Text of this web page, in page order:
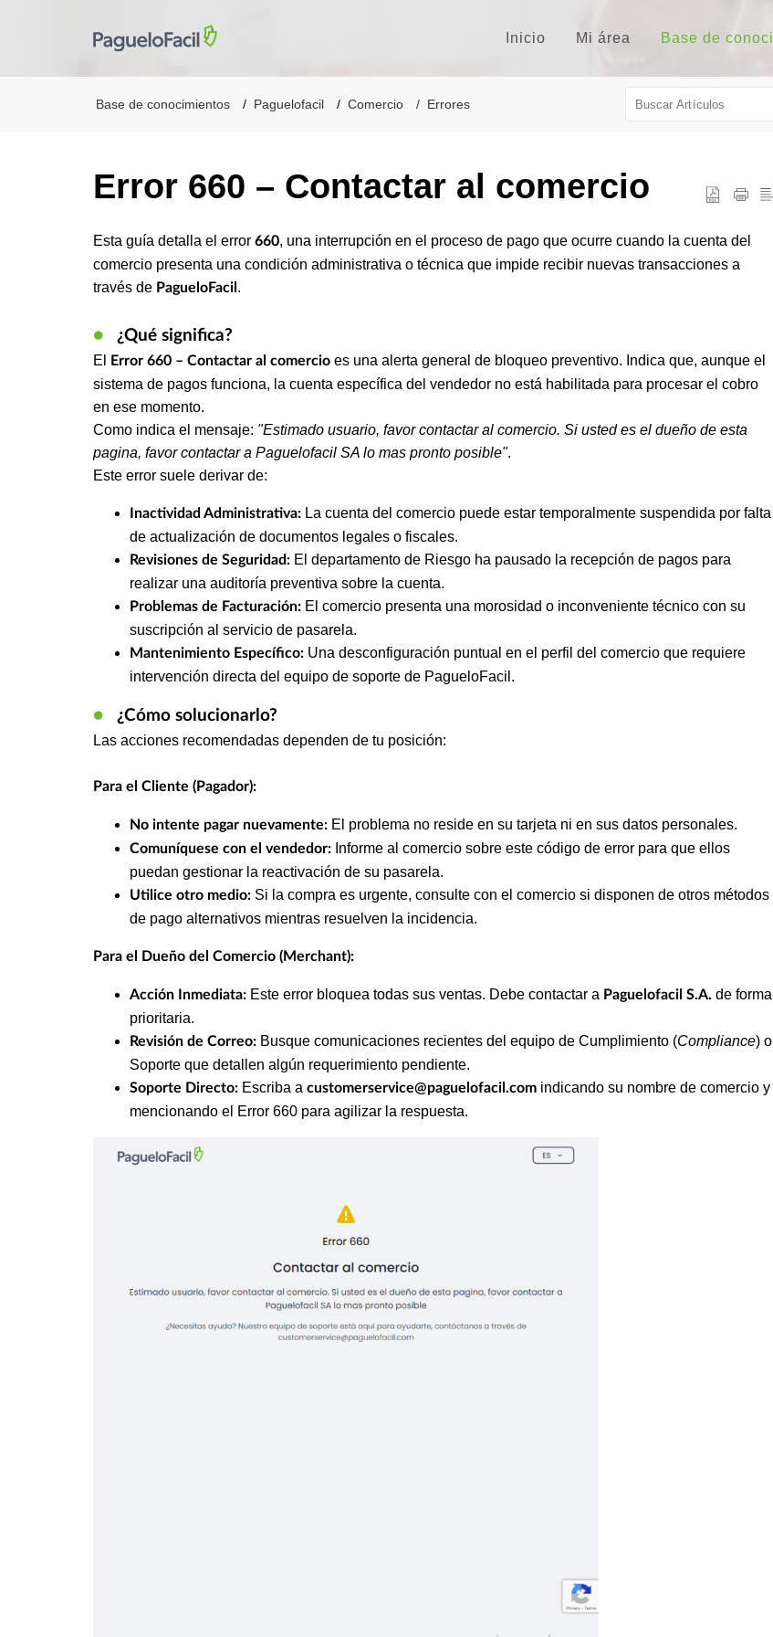
Inicio Mi área
Base de conocimientos Paguelofacil Comercio Errores
Error 660 – Contactar al comercio
Esta guía detalla el error 660, una interrupción en el proceso de pago que ocurre cuando la cuenta del
comercio presenta una condición administrativa o técnica que impide recibir nuevas transacciones a
través de PagueloFacil .
● ¿Qué significa?
El Error 660 – Contactar al comercio es una alerta general de bloqueo preventivo. Indica que, aunque el
sistema de pagos funciona, la cuenta específica del vendedor no está habilitada para procesar el cobro
en ese momento.
Como indica el mensaje: "Estimado usuario, favor contactar al comercio. Si usted es el dueño de esta
pagina, favor contactar a Paguelofacil SA lo mas pronto posible".
Este error suele derivar de:
Inactividad Administrativa: La cuenta del comercio puede estar temporalmente suspendida por falta
de actualización de documentos legales o fiscales.
Revisiones de Seguridad: El departamento de Riesgo ha pausado la recepción de pagos para
realizar una auditoría preventiva sobre la cuenta.
Problemas de Facturación: El comercio presenta una morosidad o inconveniente técnico con su
suscripción al servicio de pasarela.
Mantenimiento Específico: Una desconfiguración puntual en el perfil del comercio que requiere
intervención directa del equipo de soporte de PagueloFacil.
● ¿Cómo solucionarlo?
Las acciones recomendadas dependen de tu posición:
Para el Cliente (Pagador):
No intente pagar nuevamente: El problema no reside en su tarjeta ni en sus datos personales.
Comuníquese con el vendedor: Informe al comercio sobre este código de error para que ellos
puedan gestionar la reactivación de su pasarela.
Utilice otro medio: Si la compra es urgente, consulte con el comercio si disponen de otros métodos
de pago alternativos mientras resuelven la incidencia.
Para el Dueño del Comercio (Merchant):
Acción Inmediata: Este error bloquea todas sus ventas. Debe contactar a Paguelofacil S.A. de forma
prioritaria.
Revisión de Correo: Busque comunicaciones recientes del equipo de Cumplimiento (Compliance) o
Soporte que detallen algún requerimiento pendiente.
Soporte Directo: Escriba a customerservice@paguelofacil.com indicando su nombre de comercio y
mencionando el Error 660 para agilizar la respuesta.